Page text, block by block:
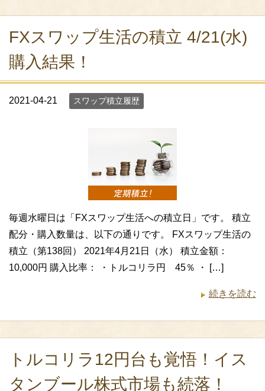
FXスワップ生活の積立 4/21(水)
購入結果！
2021-04-21 スワップ積立履歴
毎週水曜日は「FXスワップ生活への積立日」です。 積立
配分・購入数量は、以下の通りです。 FXスワップ生活の
積立（第138回） 2021年4月21日（水） 積立金額：
10,000円 購入比率： ・トルコリラ円 45％ ・ […]
続きを読む
トルコリラ12円台も覚悟！イス
タンブール株式市場も続落！